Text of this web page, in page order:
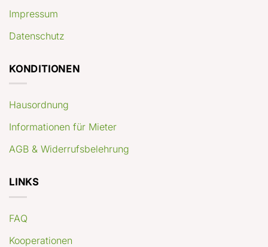
Impressum
Datenschutz
KONDITIONEN
Hausordnung
Informationen für Mieter
AGB & Widerrufsbelehrung
LINKS
FAQ
Kooperationen